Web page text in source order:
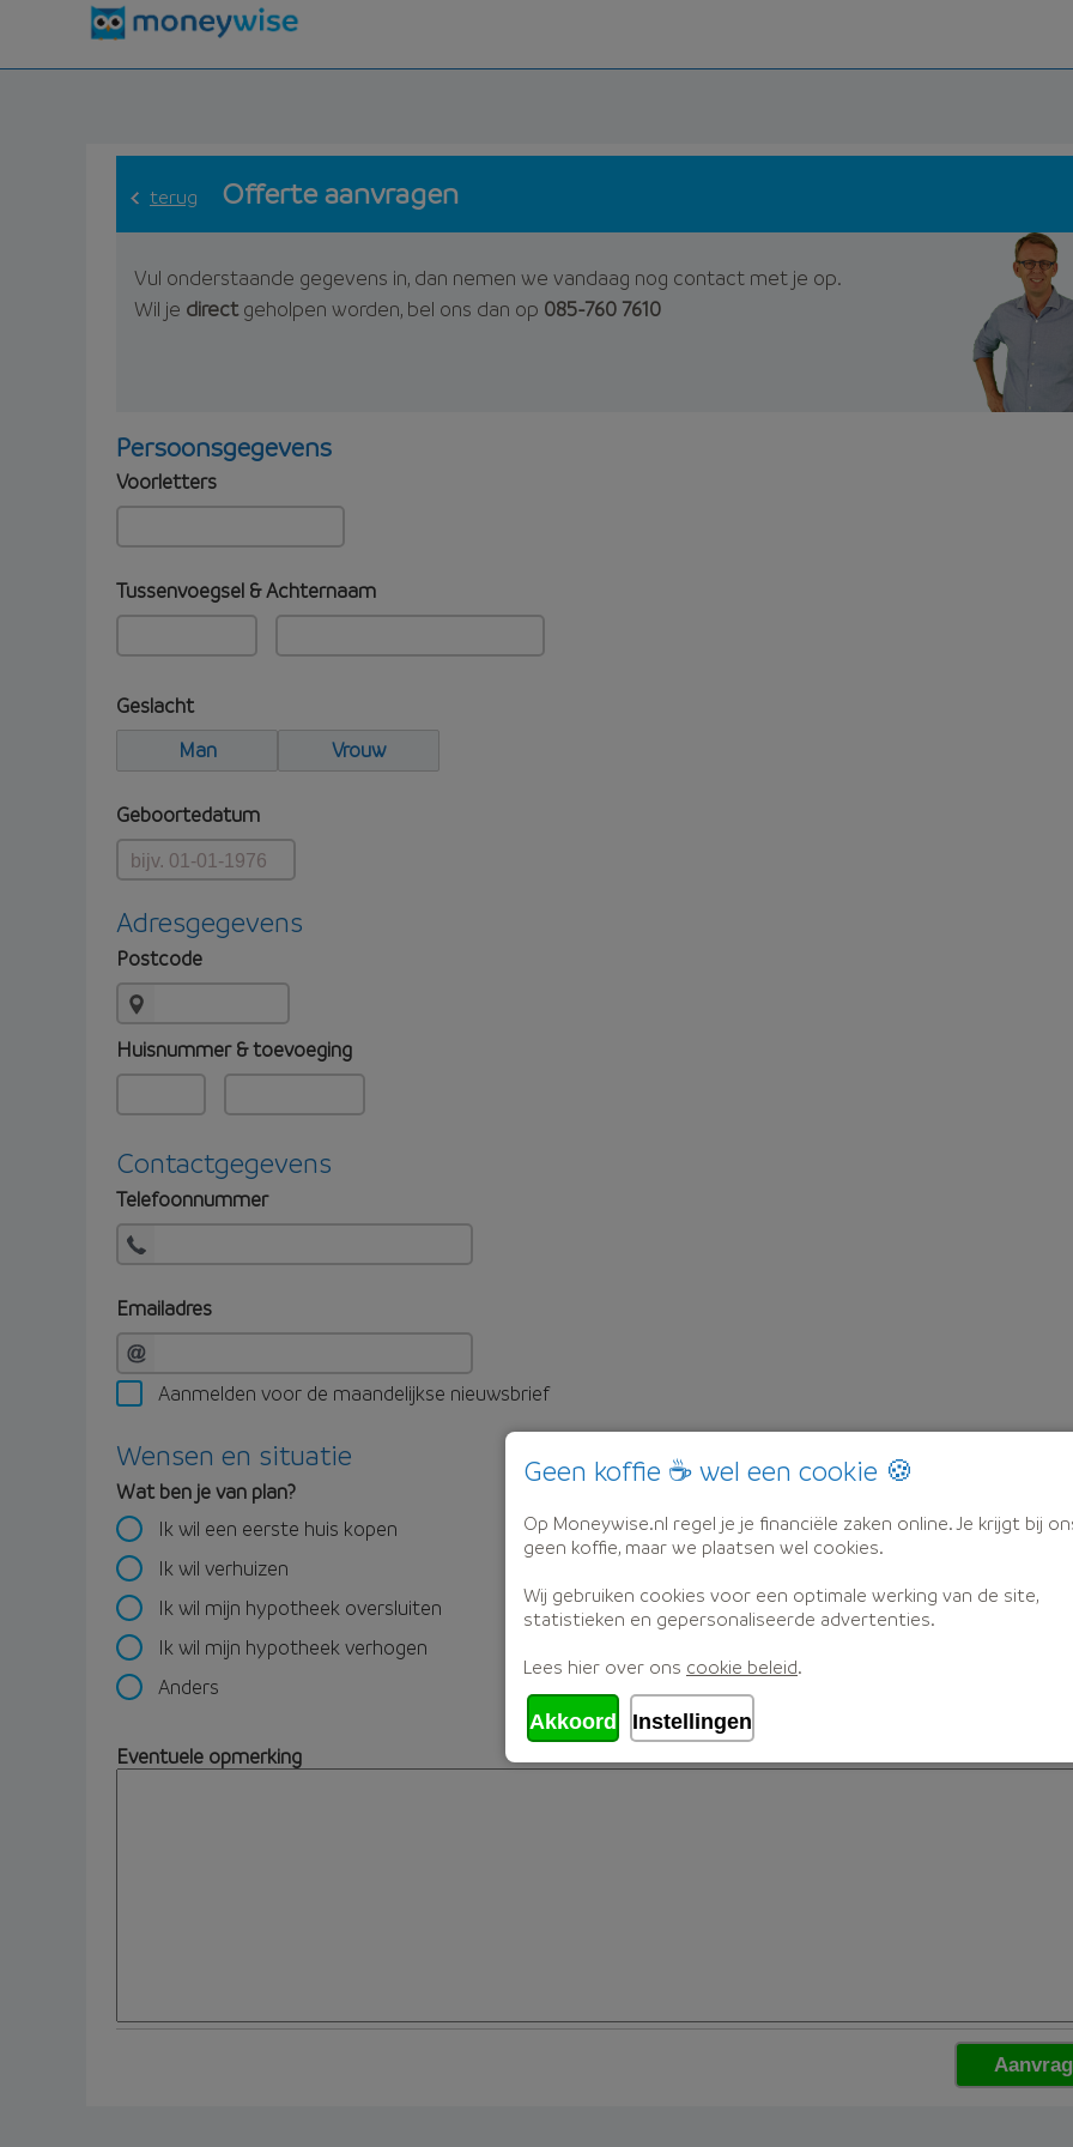
terug Offerte aanvragen
Vul onderstaande gegevens in, dan nemen we vandaag nog contact met je op.
Wil je directgeholpen worden, bel ons dan op 085-760 7610
Persoonsgegevens
Voorletters
Tussenvoegsel & Achternaam
Geslacht
Man
Vrouw
Geboortedatum
Adresgegevens
Postcode
Huisnummer & toevoeging
Contactgegevens
Telefoonnummer
Emailadres
Aanmelden voor de maandelijkse nieuwsbrief
Wensen en situatie
Wat ben je van plan?
Ik wil een eerste huis kopen
Ik wil verhuizen
Ik wil mijn hypotheek oversluiten
Ik wil mijn hypotheek verhogen
Anders
Eventuele opmerking
Geen koffie ☕ wel een cookie 🍪
Op Moneywise.nl regel je je financiële zaken online. Je krijgt bij
geen koffie, maar we plaatsen wel cookies.
Wij gebruiken cookies voor een optimale werking van de site,
statistieken en gepersonaliseerde advertenties.
Lees hier over ons cookie beleid.
Akkoord Instellingen